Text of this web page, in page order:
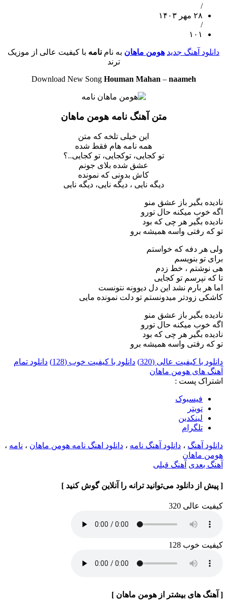
/
۲۸ مهر ۱۴۰۳
/
۱۰۱
دانلود آهنگ جدید هومن ماهان به نام نامه با کیفیت عالی از موزیک
ترند
Download New Song Houman Mahan – naameh
متن آهنگ نامه هومن ماهان
این‌ خیلی تلخه که متن
همه نامه هام فقط شده
تو کجایی، توکجایی، تو کجایی..؟
عشق شده بلای جونم
کاش بدونی که نمونده
دیگه نایی ، دیگه نایی، دیگه نایی
نادیده بگیر باز عشق منو
اگه خوب میکنه حال تورو
نادیده بگیر هر چی که بود
تو که رفتی واسه همیشه برو
ولی هر دفه که خواستم
برای تو بنویسم
هی نوشتم ، خط زدم
تا که نپرسم تو کجایی
اما هر بارم نشد این دل دیوونه نتونست
کاشکی زودتر میدونستم تو دلت نمونده مایی
نادیده بگیر باز عشق منو
اگه خوب میکنه حال تورو
نادیده بگیر هر چی که بود
تو که رفتی واسه همیشه برو
دانلود با کیفیت عالی (320) دانلود با کیفیت خوب (128)
دانلود تمام
آهنگ های هومن ماهان
اشتراک پست :
فيسبوک
تويتر
لینکدین
تلگرام
دانلود آهنگ ، دانلود آهنگ نامه ، دانلود اهنگ نامه هومن ماهان ، نامه ،
هومن ماهان
آهنگ بعدی آهنگ قبلی
[ پیش از دانلود می‌توانید ترانه را آنلاین گوش کنید ]
کیفیت عالی 320
کیفیت خوب 128
[ آهنگ های بیشتر از هومن ماهان ]